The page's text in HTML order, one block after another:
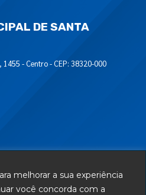
melhorar a sua experiência
você concorda com a
DE SANTA
- Centro - CEP: 38320-000